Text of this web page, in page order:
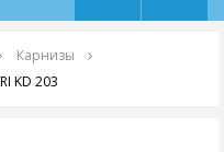
Карнизы
KD 203